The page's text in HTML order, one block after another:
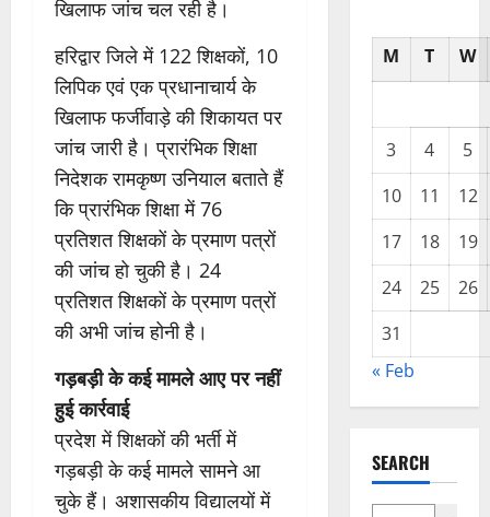
खिलाफ जांच चल रही है।
हरिद्वार जिले में 122 शिक्षकों, 10
लिपिक एवं एक प्रधानाचार्य के
खिलाफ फर्जीवाड़े की शिकायत पर
जांच जारी है। प्रारंभिक शिक्षा
निदेशक रामकृष्ण उनियाल बताते हैं
कि प्रारंभिक शिक्षा में 76
प्रतिशत शिक्षकों के प्रमाण पत्रों
की जांच हो चुकी है। 24
प्रतिशत शिक्षकों के प्रमाण पत्रों
की अभी जांच होनी है।
गड़बड़ी के कई मामले आए पर नहीं
हुई कार्रवाई
प्रदेश में शिक्षकों की भर्ती में
गड़बड़ी के कई मामले सामने आ
चुके हैं। अशासकीय विद्यालयों में
M T W
3 4
5
10
11
12
17
18
19
24
25
26
31
« Feb
SEARCH